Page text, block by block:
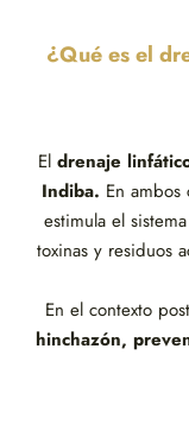
¿Qué es el
El drenaje
Indiba. En ambos
estimula el
toxinas y residuos
En el contexto
hinchazón,